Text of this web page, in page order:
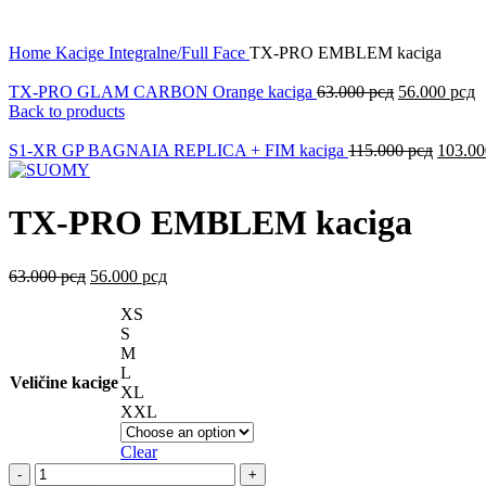
Home Kacige Integralne/Full Face TX-PRO EMBLEM kaciga
TX-PRO GLAM CARBON Orange kaciga 63.000рсд 56.000 рсд
Back to products
S1-XR GP BAGNAIA REPLICA + FIM kaciga 115.000рсд
TX-PRO EMBLEM kaciga
63.000рсд 56.000 рсд
Veličine kacige
XS
S
M
L
XL
XXL
Clear
TX-